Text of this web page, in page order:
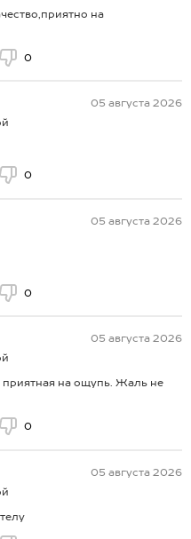
на
0
05 августа 2026
0
05 августа 2026
0
05 августа 2026
приятная на ощупь. Жаль не
0
05 августа 2026